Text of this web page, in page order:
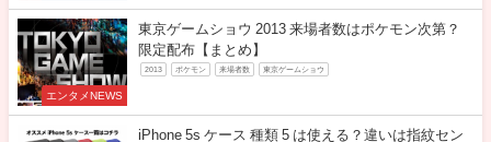
エンタメNEWS
東京ゲームショウ 2013 来場者数はポケモン次第？
限定配布【まとめ】
2013 ポケモン 来場者数 東京ゲームショウ
iPhone 5s ケース 種類 5 は使える？違いは指紋セン